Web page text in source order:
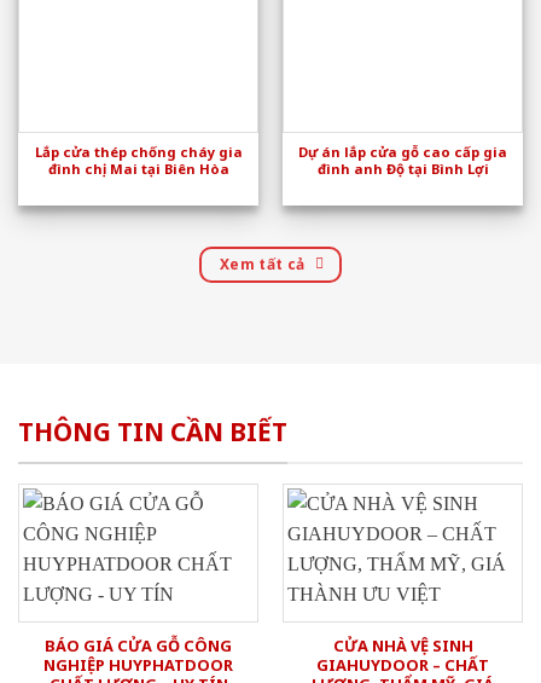
Lắp cửa thép chống cháy gia
đình chị Mai tại Biên Hòa
Dự án lắp cửa gỗ cao cấp gia
đình anh Độ tại Bình Lợi
Xem tất cả
THÔNG TIN CẦN BIẾT
BÁO GIÁ CỬA GỖ CÔNG
NGHIỆP HUYPHATDOOR
CỬA NHÀ VỆ SINH
GIAHUYDOOR – CHẤT